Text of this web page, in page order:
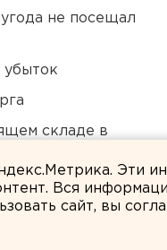
не посещал
убыток
складе в
Эти
Вся
сайт, вы